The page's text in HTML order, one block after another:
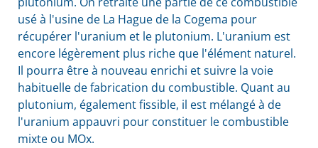
usé à l'usine de La Hague de la Cogema pour
récupérer l'uranium et le plutonium. L'uranium est
encore légèrement plus riche que l'élément naturel.
Il pourra être à nouveau enrichi et suivre la voie
habituelle de fabrication du combustible. Quant au
plutonium, également fissible, il est mélangé à de
l'uranium appauvri pour constituer le combustible
mixte ou MOx.